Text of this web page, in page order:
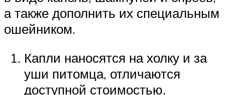
а также дополнить их специальным
ошейником.
Капли наносятся на холку и за
уши питомца, отличаются
доступной стоимостью,